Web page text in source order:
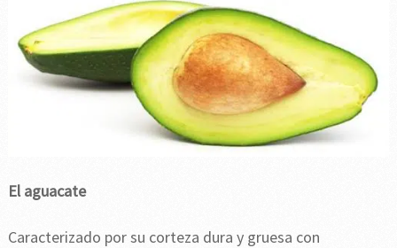
El aguacate
Caracterizado por su corteza dura y gruesa con